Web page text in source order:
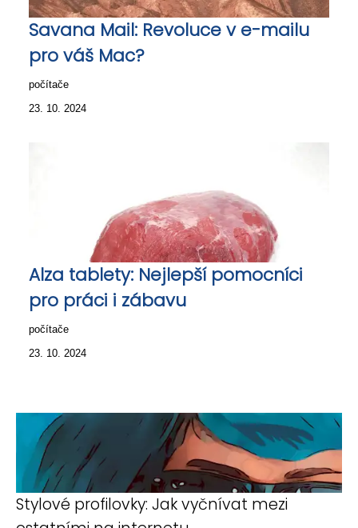
Savana Mail: Revoluce v e-mailu
pro váš Mac?
počítače
23. 10. 2024
Alza tablety: Nejlepší pomocníci
pro práci i zábavu
počítače
23. 10. 2024
Stylové profilovky: Jak vyčnívat mezi